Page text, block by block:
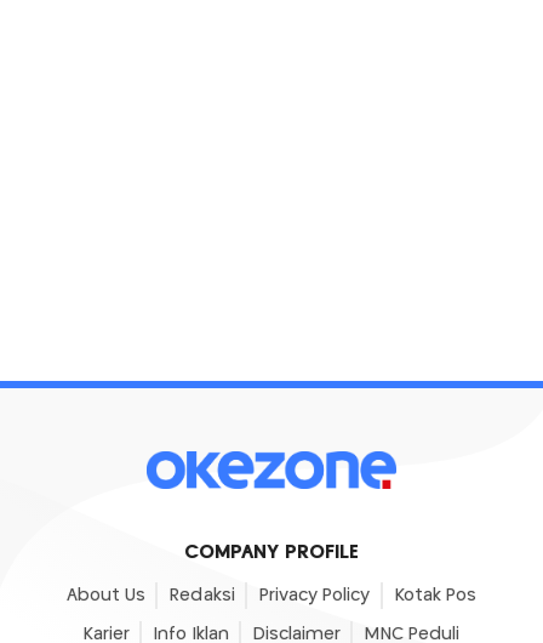
COMPANY PROFILE
About Us Redaksi Privacy Policy Kotak Pos
Karier Info Iklan Disclaimer MNC Peduli